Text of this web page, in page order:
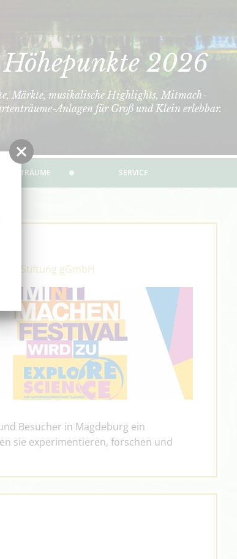
2026
Märkte, musikalische Highlights, Mitmach-
Anlagen für Groß und Klein erlebbar.
SERVICE
Stiftung gGmbH
Besucher in Magdeburg ein
sie experimentieren, forschen und